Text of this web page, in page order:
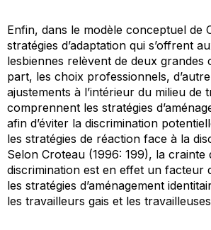
Enfin, dans le modèle conceptuel de
stratégies d’adaptation qui s’offrent
lesbiennes relèvent de deux grandes
part, les choix professionnels,
ajustements à l’intérieur du milieu de
comprennent les stratégies
afin d’éviter la discrimination
les stratégies de réaction face à la
Selon Croteau (1996: 199), la crainte
discrimination est en effet un facteur
les stratégies d’aménagement
les travailleurs gais et les